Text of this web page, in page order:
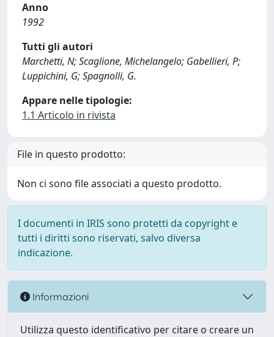
Anno
1992
Tutti gli autori
Marchetti, N; Scaglione, Michelangelo; Gabellieri, P;
Luppichini, G; Spagnolli, G.
Appare nelle tipologie:
1.1 Articolo in rivista
File in questo prodotto:
Non ci sono file associati a questo prodotto.
I documenti in IRIS sono protetti da copyright e
tutti i diritti sono riservati, salvo diversa
indicazione.
Informazioni
Utilizza questo identificativo per citare o creare un